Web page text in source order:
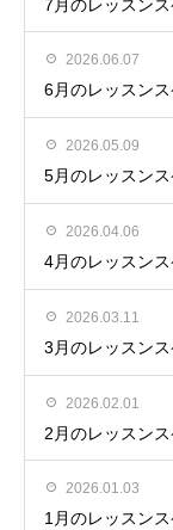
7月のレッスン
2026.06.07
6月のレッスン
2026.05.09
5月のレッスン
2026.04.06
4月のレッスン
2026.03.11
3月のレッスン
2026.02.01
2月のレッスン
2026.01.03
1月のレッスン